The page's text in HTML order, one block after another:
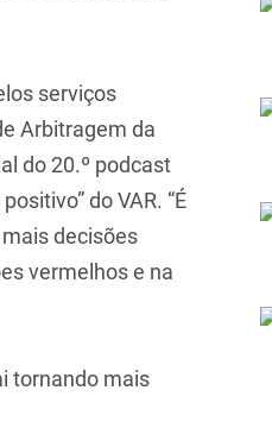
serviços
Arbitragem da
do 20.º podcast
do VAR. “É
decisões
vermelhos e na
tornando mais